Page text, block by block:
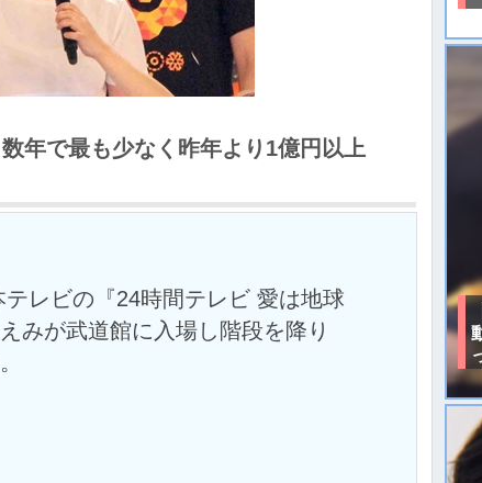
年で最も少なく昨年より1億円以上
レビの『24時間テレビ 愛は地球
みが武道館に入場し階段を降り